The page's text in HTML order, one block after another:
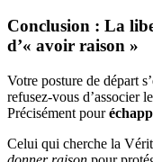
Conclusion : La
d’« avoir raison »
Votre posture de départ
refusez-vous d’associer
Précisément pour
Celui qui cherche la